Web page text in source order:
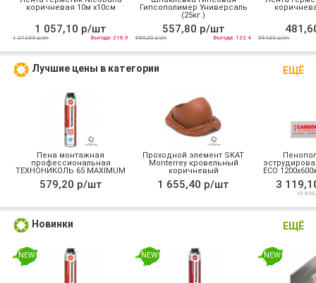
коричневая 10м х10см
1 057,10 р/шт
1 273,60 р/уп Выгода: 216.5
Гипсополимер Универсаль
(25кг.)
557,80 р/шт
680,20 р/уп Выгода: 122.4 594,60 р/уп
ЕЩЁ
Лучшие цены в категории
Пена монтажная
профессиональная
ТЕХНОНИКОЛЬ 65 MAXIMUM
зимняя
579,20 р/шт
Проходной элемент SKAT
Monterrey кровельный
коричневый
1 655,40 р/шт
ECO
3
10
ЕЩЁ
Новинки
NEW NEW NEW